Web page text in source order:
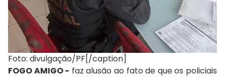
Foto: divulgação/PF[/caption]
FOGO AMIGO - faz alusão ao fato de que os policiais